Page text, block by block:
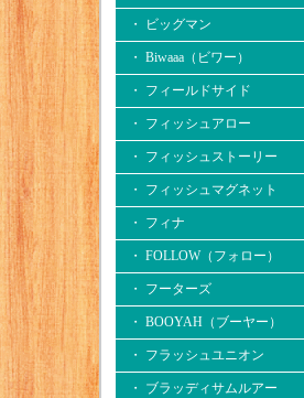
・ ビッグマン
・ Biwaaa（ビワー）
・ フィールドサイド
・ フィッシュアロー
・ フィッシュストーリー
・ フィッシュマグネット
・ フィナ
・ FOLLOW（フォロー）
・ フーターズ
・ BOOYAH（ブーヤー）
・ フラッシュユニオン
・ ブラッディサムルアー